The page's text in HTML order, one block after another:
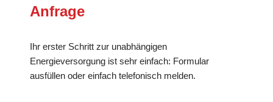
Anfrage
Ihr erster Schritt zur unabhängigen
Energieversorgung ist sehr einfach: Formular
ausfüllen oder einfach telefonisch melden.